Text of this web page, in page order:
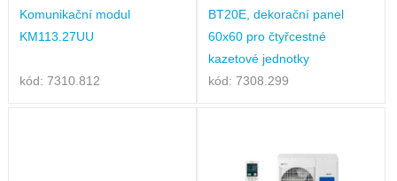
Komunikační modul
KM113.27UU
kód: 7310.812
BT20E, dekorační panel
60x60 pro čtyřcestné
kazetové jednotky
kód: 7308.299